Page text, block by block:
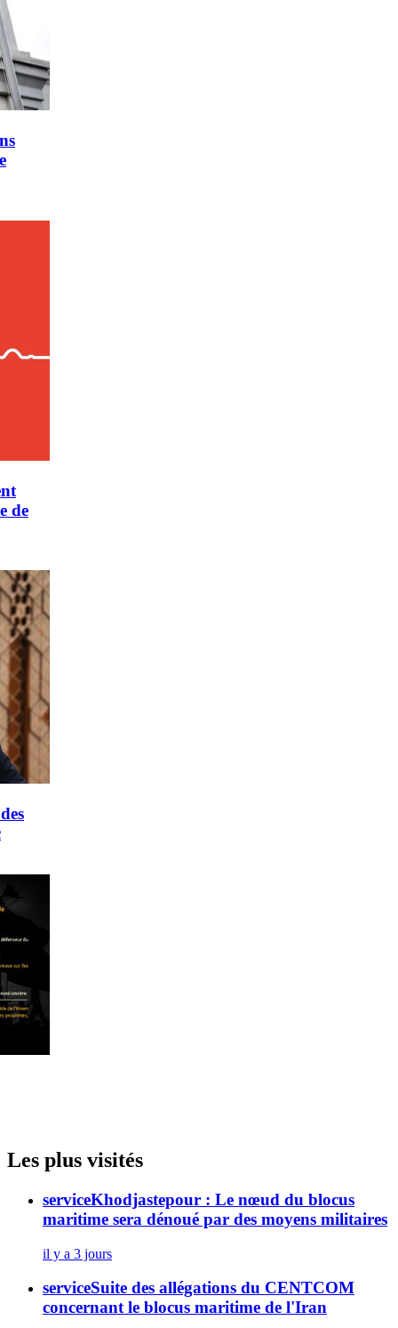
de
Les plus visités
serviceKhodjastepour : Le nœud du blocus
maritime sera dénoué par des moyens militaires
il y a 3 jours
serviceSuite des allégations du CENTCOM
concernant le blocus maritime de l'Iran